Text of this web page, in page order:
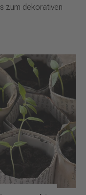
zum dekorativen